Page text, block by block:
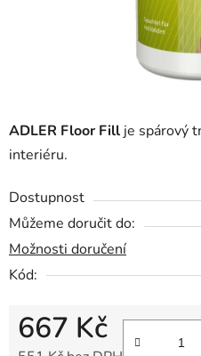
ADLER Floor Fill je spárový
interiéru.
Dostupnost
Můžeme doručit do:
Možnosti doručení
Kód:
667 Kč